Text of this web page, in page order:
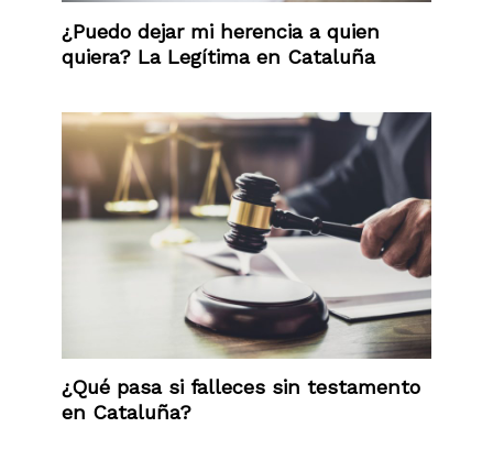
¿Puedo dejar mi herencia a quien
quiera? La Legítima en Cataluña
¿Qué pasa si falleces sin testamento
en Cataluña?